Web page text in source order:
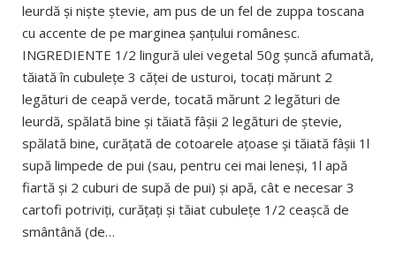
leurdă şi nişte ştevie, am pus de un fel de zuppa toscana
cu accente de pe marginea şanţului românesc.
INGREDIENTE 1/2 lingură ulei vegetal 50g şuncă afumată,
tăiată în cubuleţe 3 căţei de usturoi, tocaţi mărunt 2
legături de ceapă verde, tocată mărunt 2 legături de
leurdă, spălată bine şi tăiată fâşii 2 legături de ştevie,
spălată bine, curăţată de cotoarele aţoase şi tăiată fâşii 1l
supă limpede de pui (sau, pentru cei mai leneşi, 1l apă
fiartă şi 2 cuburi de supă de pui) şi apă, cât e necesar 3
cartofi potriviţi, curăţaţi şi tăiat cubuleţe 1/2 ceaşcă de
smântână (de…